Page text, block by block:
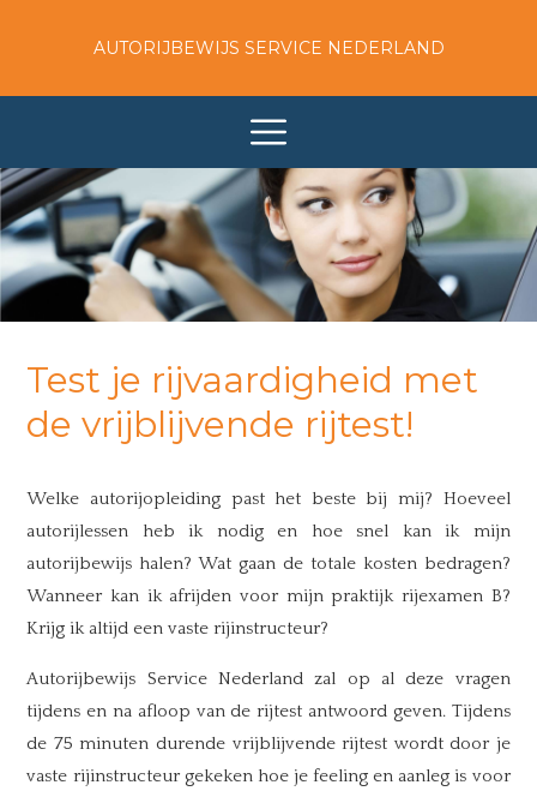
AUTORIJBEWIJS SERVICE NEDERLAND
Test je rijvaardigheid met
de vrijblijvende rijtest!
Welke autorijopleiding past het beste bij mij? Hoeveel
autorijlessen heb ik nodig en hoe snel kan ik mijn
autorijbewijs halen? Wat gaan de totale kosten bedragen?
Wanneer kan ik afrijden voor mijn praktijk rijexamen B?
Krijg ik altijd een vaste rijinstructeur?
Autorijbewijs Service Nederland zal op al deze vragen
tijdens en na afloop van de rijtest antwoord geven. Tijdens
de 75 minuten durende vrijblijvende rijtest wordt door je
vaste rijinstructeur gekeken hoe je feeling en aanleg is voor